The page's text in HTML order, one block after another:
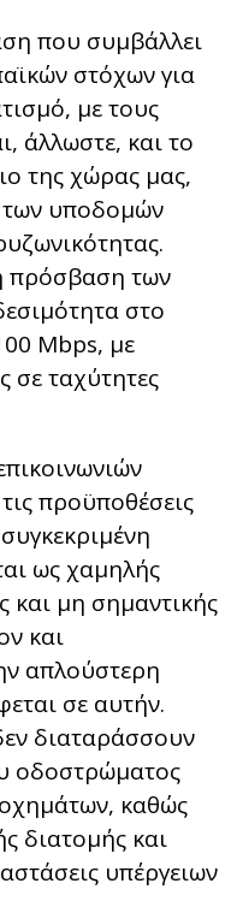
που συμβάλλει
στόχων για
με τους
άλλωστε, και το
της χώρας μας,
υποδομών
πρόσβαση των
στο
Mbps, με
σε ταχύτητες
προϋποθέσεις
ως χαμηλής
και μη σημαντικής
και
απλούστερη
σε αυτήν.
διαταράσσουν
οδοστρώματος
καθώς
διατομής και
υπέργειων